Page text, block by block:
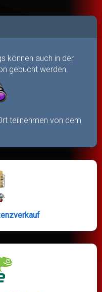
können auch in der
gebucht werden.
teilnehmen von dem